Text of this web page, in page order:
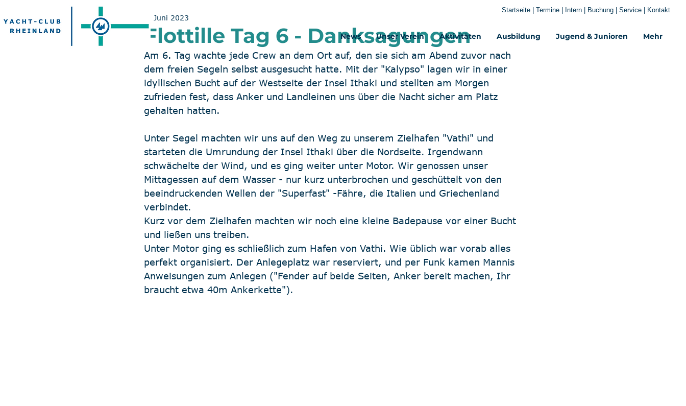
News Unser Verein Aktivitäten Ausbildung Jugend & Junioren Mehr‎
Startseite Termine Intern Buchung Service Kontakt
Flottille Tag 6 - Danksagungen
5. Juni 2023
Am 6. Tag wachte jede Crew an dem Ort auf, den sie sich am Abend zuvor nach
dem freien Segeln selbst ausgesucht hatte. Mit der "Kalypso" lagen wir in einer
idyllischen Bucht auf der Westseite der Insel Ithaki und stellten am Morgen
zufrieden fest, dass Anker und Landleinen uns über die Nacht sicher am Platz
gehalten hatten.
Unter Segel machten wir uns auf den Weg zu unserem Zielhafen "Vathi" und
starteten die Umrundung der Insel Ithaki über die Nordseite. Irgendwann
schwächelte der Wind, und es ging weiter unter Motor. Wir genossen unser
Mittagessen auf dem Wasser - nur kurz unterbrochen und geschüttelt von den
beeindruckenden Wellen der "Superfast" -Fähre, die Italien und Griechenland
verbindet.
Kurz vor dem Zielhafen machten wir noch eine kleine Badepause vor einer Bucht
und ließen uns treiben.
Unter Motor ging es schließlich zum Hafen von Vathi. Wie üblich war vorab alles
perfekt organisiert. Der Anlegeplatz war reserviert, und per Funk kamen Mannis
Anweisungen zum Anlegen ("Fender auf beide Seiten, Anker bereit machen, Ihr
braucht etwa 40m Ankerkette").